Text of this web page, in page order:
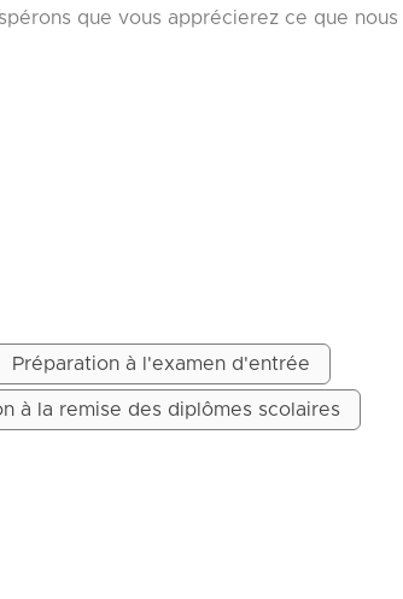
que vous apprécierez ce que nous
Préparation à l'examen d'entrée
à la remise des diplômes scolaires